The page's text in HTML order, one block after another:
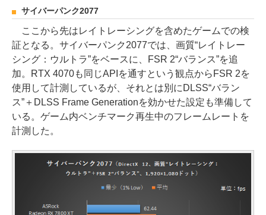
サイバーパンク2077
ここから先はレイトレーシングを含めたゲームでの検
証となる。サイバーパンク2077では、画質“レイトレー
シング：ウルトラ”をベースに、FSR 2“バランス”を追
加。RTX 4070も同じAPIを通すという観点からFSR 2を
使用して計測しているが、それとは別にDLSS“バラン
ス”＋DLSS Frame Generationを効かせた設定も準備して
いる。ゲーム内ベンチマーク再生中のフレームレートを
計測した。